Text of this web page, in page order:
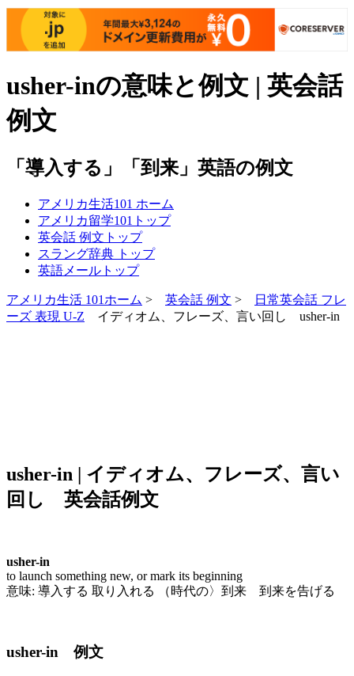
usher-inの意味と例文 | 英会話
例文
「導入する」「到来」英語の例文
アメリカ生活101 ホーム
アメリカ留学101 トップ
英会話 例文 トップ
スラング辞典 トップ
英語メール トップ
アメリカ生活 101ホーム > 英会話 例文 >
日常英会話 フレ
ーズ 表現 U-Z イディオム、フレーズ、言い回し usher-in
usher-in | イディオム、フレーズ、言い
回し 英会話例文
usher-in
to launch something new, or mark its beginning
意味: 導入する 取り入れる （時代の〉到来 到来を告げる
usher-in 例文